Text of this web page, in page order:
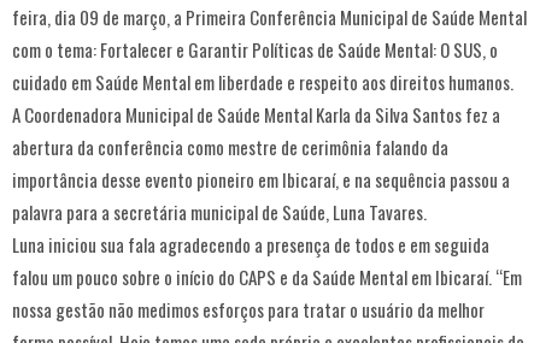
feira, dia 09 de março, a Primeira Conferência Municipal de Saúde Mental
com o tema: Fortalecer e Garantir Políticas de Saúde Mental: O SUS, o
cuidado em Saúde Mental em liberdade e respeito aos direitos humanos.
A Coordenadora Municipal de Saúde Mental Karla da Silva Santos fez a
abertura da conferência como mestre de cerimônia falando da
importância desse evento pioneiro em Ibicaraí, e na sequência passou a
palavra para a secretária municipal de Saúde, Luna Tavares.
Luna iniciou sua fala agradecendo a presença de todos e em seguida
falou um pouco sobre o início do CAPS e da Saúde Mental em Ibicaraí. “Em
nossa gestão não medimos esforços para tratar o usuário da melhor